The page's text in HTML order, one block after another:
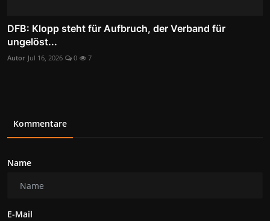
DFB: Klopp steht für Aufbruch, der Verband für
ungelöst...
Autor Jul 16, 2026 0 7
Kommentare
Name
E-Mail